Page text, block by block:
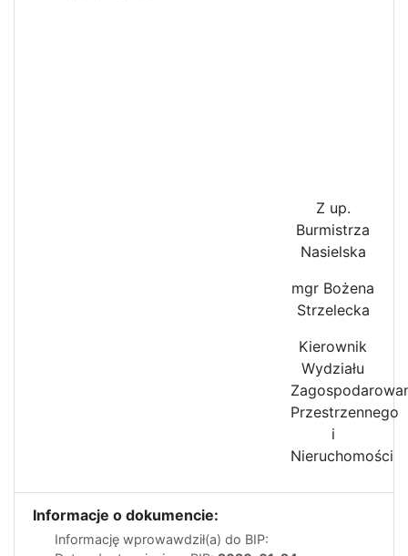
Z up.
Burmistrza
Nasielska
mgr Bożena
Strzelecka
Kierownik
Wydziału
Przestrzennego
i
Nieruchomości
Informacje o dokumencie:
Informację wprowawdził(a) do BIP: